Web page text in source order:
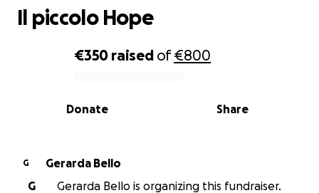
0% complete
€350 raised of€800
Share
Donate
Il piccolo Hope
G
Gerarda Bello
G
Gerarda Bello is organizing this fundraiser.